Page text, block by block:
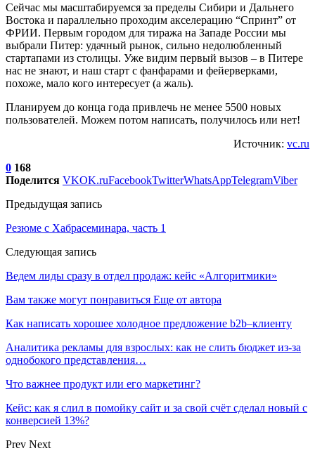
Сейчас мы масштабируемся за пределы Сибири и Дальнего
Востока и параллельно проходим акселерацию “Спринт” от
ФРИИ. Первым городом для тиража на Западе России мы
выбрали Питер: удачный рынок, сильно недолюбленный
стартапами из столицы. Уже видим первый вызов – в Питере
нас не знают, и наш старт с фанфарами и фейерверками,
похоже, мало кого интересует (а жаль).
Планируем до конца года привлечь не менее 5500 новых
пользователей. Можем потом написать, получилось или нет!
Источник: vc.ru
0 168
Поделится VKOK.ruFacebookTwitterWhatsAppTelegramViber
Предыдущая запись
Резюме с Хабрасеминара, часть 1
Следующая запись
Ведем лиды сразу в отдел продаж: кейс «Алгоритмики»
Вам также могут понравиться Еще от автора
Как написать хорошее холодное предложение b2b–клиенту
Аналитика рекламы для взрослых: как не слить бюджет из-за
однобокого представления…
Что важнее продукт или его маркетинг?
Кейс: как я слил в помойку сайт и за свой счёт сделал новый с
конверсией 13%?
Prev Next